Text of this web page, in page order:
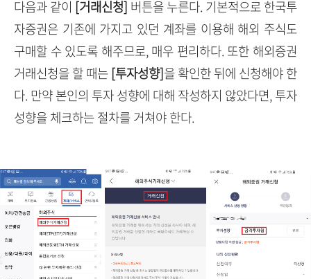
다음과 같이 [거래신청] 버튼을 누른다. 기본적으로 한국투
자증권은 기존에 가지고 있던 계좌를 이용해 해외 주식도
구매할 수 있도록 해주므로, 매우 편리하다. 또한 해외증권
거래신청을 할 때는 [투자성향]을 확인한 뒤에 신청해야 한
다. 만약 본인의 투자 성향에 대해 작성하지 않았다면, 투자
성향을 체크하는 절차를 거쳐야 한다.